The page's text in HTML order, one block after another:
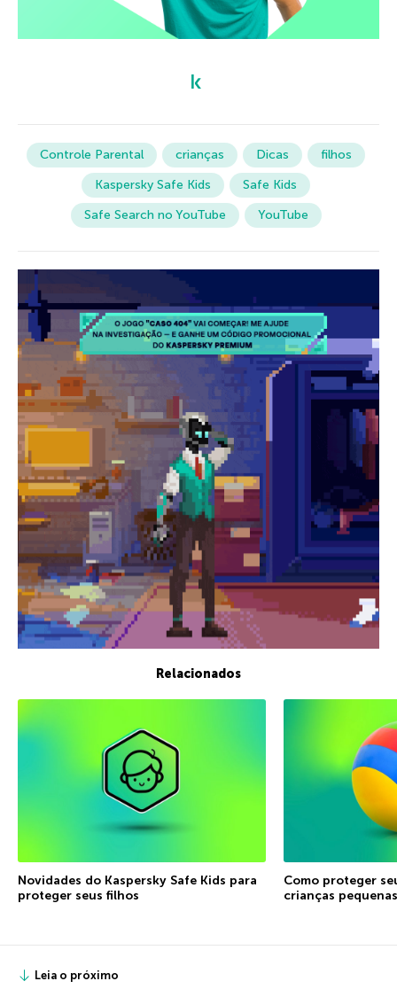
Controle Parental crianças Dicas
filhos
Kaspersky Safe Kids
Safe Kids
Safe Search no YouTube
YouTube
Relacionados
Novidades do Kaspersky Safe Kids para
proteger seus filhos
Como proteger
crianças pequenas
Leia o próximo